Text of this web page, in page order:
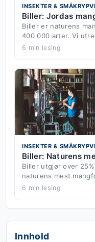
INSEKTER &
Biller: Jordas
Biller er naturens
400 000 arter. Vi
6 min lesing
INSEKTER &
Biller: Naturens
Biller utgjør over
naturens mest
6 min lesing
Innhold